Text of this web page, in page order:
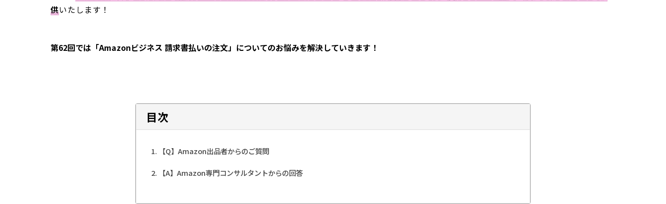
供いたします！
第62回では「Amazonビジネス 請求書払いの注文」についてのお悩みを解決していきます！
目次
【Q】Amazon出品者からのご質問
【A】Amazon専門コンサルタントからの回答